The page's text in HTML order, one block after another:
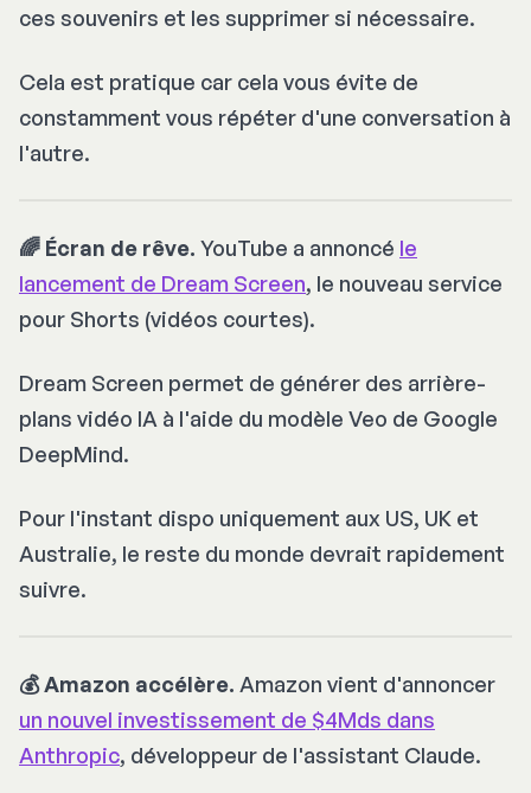
ces souvenirs et les supprimer si nécessaire.
Cela est pratique car cela vous évite de
constamment vous répéter d'une conversation à
l'autre.
🌈 Écran de rêve. YouTube a annoncé le
lancement de Dream Screen, le nouveau service
pour Shorts (vidéos courtes).
Dream Screen permet de générer des arrière-
plans vidéo IA à l'aide du modèle Veo de Google
DeepMind.
Pour l'instant dispo uniquement aux US, UK et
Australie, le reste du monde devrait rapidement
suivre.
💰 Amazon accélère. Amazon vient d'annoncer
un nouvel investissement de $4Mds dans
Anthropic, développeur de l'assistant Claude.